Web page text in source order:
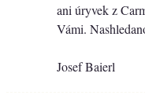
ani úryvek z
Vámi.
Josef Baierl